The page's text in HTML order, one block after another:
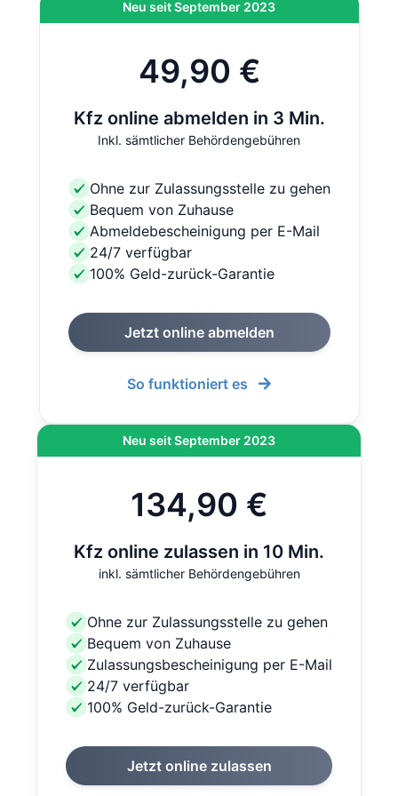
Neu seit September 2023
49,90 €
Kfz online abmelden in 3 Min.
Inkl. sämtlicher Behördengebühren
Ohne zur Zulassungsstelle zu gehen
Bequem von Zuhause
Abmeldebescheinigung per E-Mail
24/7 verfügbar
100% Geld-zurück-Garantie
Jetzt online abmelden
So funktioniert es
Neu seit September 2023
134,90 €
Kfz online zulassen in 10 Min.
inkl. sämtlicher Behördengebühren
Ohne zur Zulassungsstelle zu gehen
Bequem von Zuhause
Zulassungsbescheinigung per E-Mail
24/7 verfügbar
100% Geld-zurück-Garantie
Jetzt online zulassen